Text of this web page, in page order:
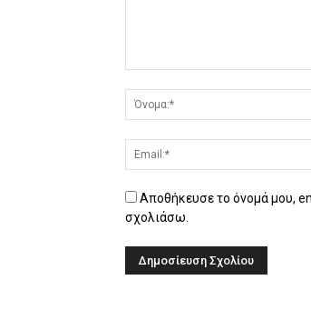
Αποθήκευσε το όνομά μου,
σχολιάσω.